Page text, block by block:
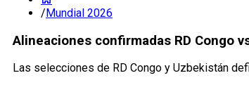
/Mundial 2026
Alineaciones confirmadas RD Congo
Las selecciones de RD Congo y Uzbekistán